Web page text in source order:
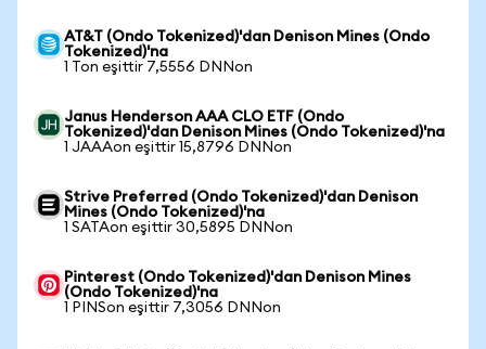
AT&T (Ondo Tokenized)'dan Denison Mines (Ondo
Tokenized)'na
1 Ton eşittir 7,5556 DNNon
Janus Henderson AAA CLO ETF (Ondo
Tokenized)'dan Denison Mines (Ondo Tokenized)'na
1 JAAAon eşittir 15,8796 DNNon
Strive Preferred (Ondo Tokenized)'dan Denison
Mines (Ondo Tokenized)'na
1 SATAon eşittir 30,5895 DNNon
Pinterest (Ondo Tokenized)'dan Denison Mines
(Ondo Tokenized)'na
1 PINSon eşittir 7,3056 DNNon